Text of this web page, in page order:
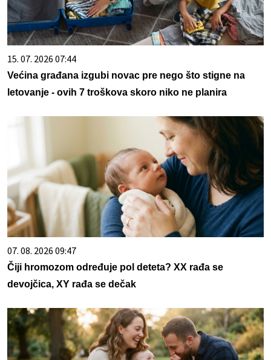
15. 07. 2026 07:44
Većina građana izgubi novac pre nego što stigne na
letovanje - ovih 7 troškova skoro niko ne planira
07. 08. 2026 09:47
Čiji hromozom određuje pol deteta? XX rađa se
devojčica, XY rađa se dečak